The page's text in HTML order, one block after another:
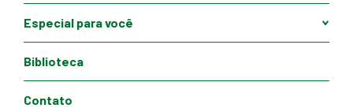
Especial para você
Biblioteca
Contato